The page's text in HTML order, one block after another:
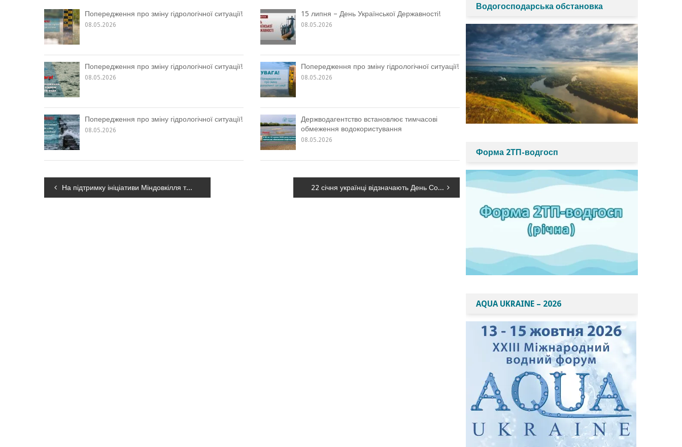
Попередження про зміну гідрологічної ситуації!
08.05.2026
15 липня – День Української Державності!
08.05.2026
Попередження про зміну гідрологічної ситуації!
08.05.2026
Попередження про зміну гідрологічної ситуації!
08.05.2026
Попередження про зміну гідрологічної ситуації!
08.05.2026
Держводагентство встановлює тимчасові
обмеження водокористування
08.05.2026
Навігація
На підтримку ініціативи Міндовкілля та Головного управління ДСНС України у місті Києві, нагадуємо про дотримання правил пожежної безпеки в побуті 22 січня українці відзначають День Соборності
Водогосподарська обстановка
Форма 2ТП-водгосп
AQUA UKRAINE – 2026